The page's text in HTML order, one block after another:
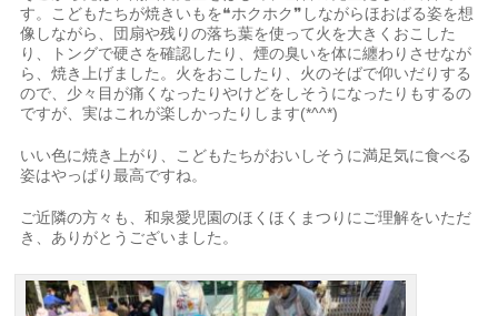
す。こどもたちが焼きいもを❝ホクホク❞しながらほおばる姿を想
像しながら、団扇や残りの落ち葉を使って火を大きくおこした
り、トングで硬さを確認したり、煙の臭いを体に纏わりさせなが
ら、焼き上げました。火をおこしたり、火のそばで仰いだりする
ので、少々目が痛くなったりやけどをしそうになったりもするの
ですが、実はこれが楽しかったりします(*^^*)
いい色に焼き上がり、こどもたちがおいしそうに満足気に食べる
姿はやっぱり最高ですね。
ご近隣の方々も、和泉愛児園のほくほくまつりにご理解をいただ
き、ありがとうございました。